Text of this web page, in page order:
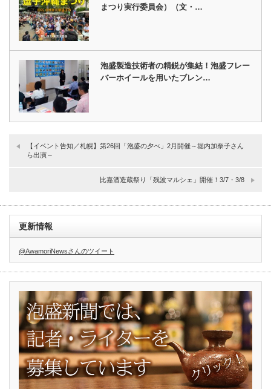
まつり実行委員会）（文・…
泡盛製造技術者の精鋭が集結！泡盛フレー
バーホイールを用いたブレン…
【イベント告知／札幌】第26回「泡盛の夕べ」2月開催～堀内加奈子さん
ら出演～
比嘉酒造蔵祭り「残波マルシェ」開催！3/7・3/8
更新情報
@AwamoriNewsさんのツイート